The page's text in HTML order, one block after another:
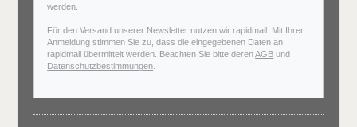
werden.
Für den Versand unserer Newsletter nutzen wir rapidmail. Mit Ihrer
Anmeldung stimmen Sie zu, dass die eingegebenen Daten an
rapidmail übermittelt werden. Beachten Sie bitte derenAGB und
Datenschutzbestimmungen